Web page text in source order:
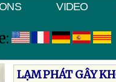
VIDEO
LẠM PHÁT GÂY